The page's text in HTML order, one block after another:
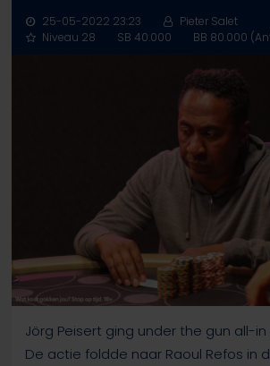
25-05-2022 23:23
Pieter Salet
Niveau 28
SB 40.000 BB 80.000
Jörg Peisert ging under the gun all-in
De actie foldde naar Raoul Refos in